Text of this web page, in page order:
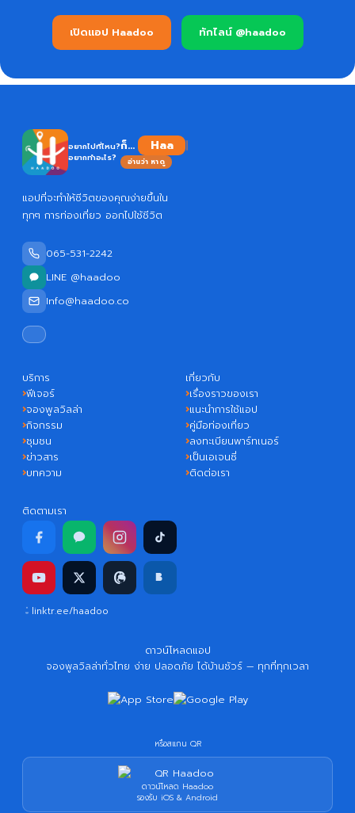
เปิดแอป Haadoo ทักไลน์ @haadoo
อยากไปที่ไหน?
อยากทำอะไร?
ก็...
อ่านว่า หาดู
แอปที่จะทำให้ชีวิตของคุณง่ายขึ้นใน
ทุกๆ การท่องเที่ยว ออกไปใช้ชีวิต
065-531-2242
LINE @haadoo
Info@haadoo.co
บริการ
ฟีเจอร์
จองพูลวิลล่า
กิจกรรม
ชุมชน
ข่าวสาร
บทความ
เกี่ยวกับ
เรื่องราวของเรา
แนะนำการใช้แอป
คู่มือท่องเที่ยว
ลงทะเบียนพาร์ทเนอร์
เป็นเอเจนซี่
ติดต่อเรา
ติดตามเรา
linktr.ee/haadoo
ดาวน์โหลดแอป
จองพูลวิลล่าทั่วไทย ง่าย ปลอดภัย ได้บ้านชัวร์ — ทุกที่ทุกเวลา
หรือสแกน QR
ดาวน์โหลด Haadoo
รองรับ iOS & Android